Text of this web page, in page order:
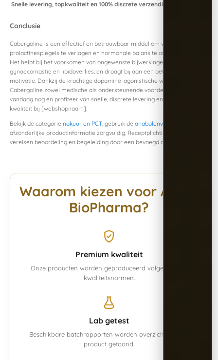
Snelle levering, topkwaliteit en 100% discrete verzending.
Conclusie
Cabergoline is een effectief en betrouwbaar middel om verhoogde
prolactinespiegels te verlagen en hormonale balans te ondersteunen.
Het helpt bij het voorkomen van ongewenste bijwerkingen zoals
gynaecomastie en libidoverlies, en draagt bij aan een beter welzijn en
motivatie. Dankzij de krachtige dopamine-agonistische werking biedt
Cabergoline zowel medische als ondersteunende voordelen. Bestel
vandaag nog en profiteer van snelle, discrete levering en gegarandeerde
kwaliteit bij [webshopnaam].
Bekijk de categorie nakuur en PCT, gebruik de anabolenwijzer
afzonderlijke productinformatie zorgvuldig. Receptplichtige middelen
vereisen beoordeling en begeleiding door een bevoegd arts of apotheker.
Waarom kiezen voor Alpha
BioPharma?
Premium kwaliteit
Onze producten worden geproduceerd volgens vaste
kwaliteitsnormen.
Lab getest
Beschikbare batchrapporten worden overzichtelijk per
product getoond.